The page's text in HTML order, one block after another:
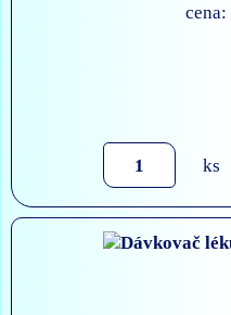
cena:
ks